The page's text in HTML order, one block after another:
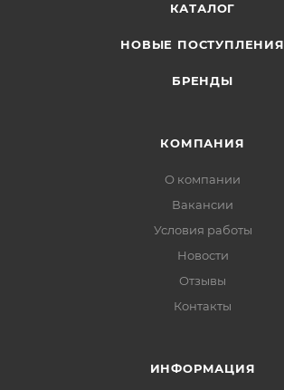
КАТАЛОГ
НОВЫЕ ПОСТУПЛЕНИЯ
БРЕНДЫ
КОМПАНИЯ
О компании
Вакансии
Условия работы
Новости
Отзывы
Контакты
ИНФОРМАЦИЯ